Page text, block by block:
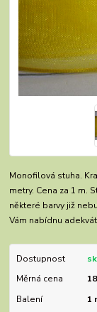
Monofilová stuha.
metry. Cena za 1 m.
některé barvy již
Vám nabídnu
Dostupnost
Měrná cena
Balení
1